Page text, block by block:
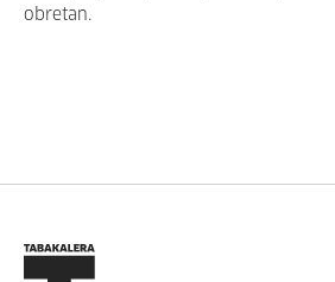
obretan.